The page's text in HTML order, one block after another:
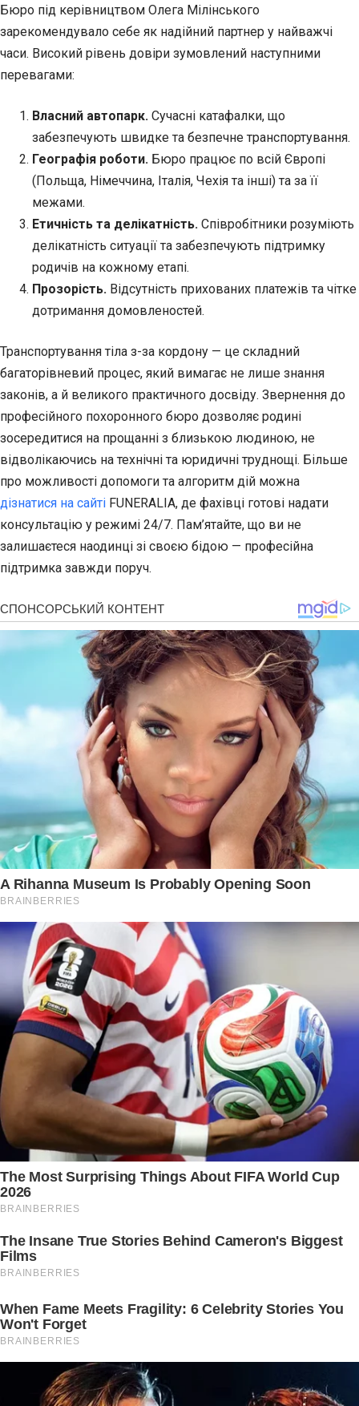
Бюро під керівництвом Олега Мілінського
зарекомендувало себе як надійний партнер у найважчі
часи. Високий рівень довіри зумовлений наступними
перевагами:
Власний автопарк. Сучасні катафалки, що
забезпечують швидке та безпечне транспортування.
Географія роботи. Бюро працює по всій Європі
(Польща, Німеччина, Італія, Чехія та інші) та за її
межами.
Етичність та делікатність. Співробітники розуміють
делікатність ситуації та забезпечують підтримку
родичів на кожному етапі.
Прозорість. Відсутність прихованих платежів та чітке
дотримання домовленостей.
Транспортування тіла з-за кордону — це складний
багаторівневий процес, який вимагає не лише знання
законів, а й великого практичного досвіду. Звернення до
професійного похоронного бюро дозволяє родині
зосередитися на прощанні з близькою людиною, не
відволікаючись на технічні та юридичні труднощі. Більше
про можливості допомоги та алгоритм дій можна
дізнатися на сайті FUNERALIA, де фахівці готові надати
консультацію у режимі 24/7. Пам’ятайте, що ви не
залишаєтеся наодинці зі своєю бідою — професійна
підтримка завжди поруч.